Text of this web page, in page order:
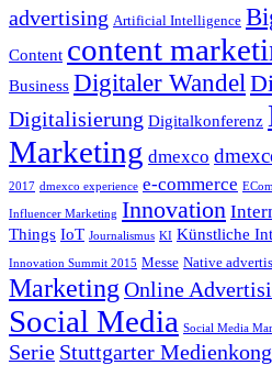
advertising Artificial Intelligence
Content content
Business Digitaler Wandel
Digitalisierung Digitalkonferenz
Marketing dmexco
2017 dmexco experience e-commerce
Influencer Marketing Innovation
Things IoT Journalismus KI Künstliche
Innovation Summit 2015 Messe Native
Marketing Online
Social Media Social Media
Serie Stuttgarter